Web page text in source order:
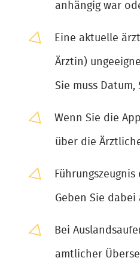
anhängig war
Eine aktuelle
Ärztin)
Sie muss
Wenn Sie die
über die
Führungszeugnis
Geben Sie dabei
Bei
amtlicher